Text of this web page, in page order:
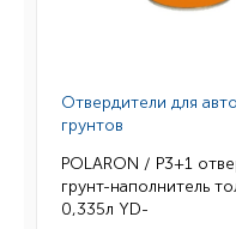
Отвердители для
грунтов
POLARON / P3+1
грунт-наполнитель
0,335л YD-